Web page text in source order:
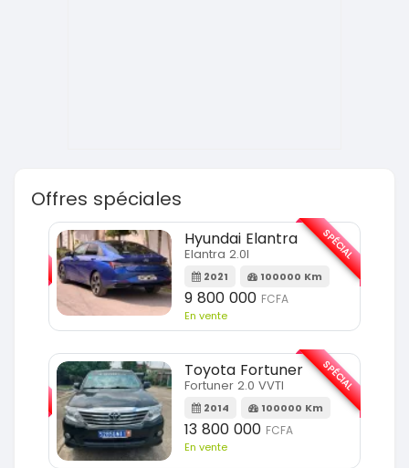
Offres spéciales
Hyundai Elantra
Elantra 2.0l
2021 100000 Km
9 800 000 FCFA
En vente
SPÉCIAL
Toyota Fortuner
Fortuner 2.0 VVTI
2014 100000 Km
13 800 000 FCFA
En vente
SPÉCIAL